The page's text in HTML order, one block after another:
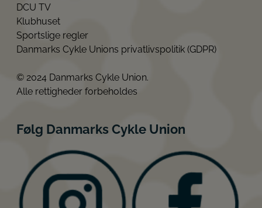
DCU TV
Klubhuset
Sportslige regler
Danmarks Cykle Unions privatlivspolitik (GDPR)
© 2024 Danmarks Cykle Union.
Alle rettigheder forbeholdes
Følg Danmarks Cykle Union